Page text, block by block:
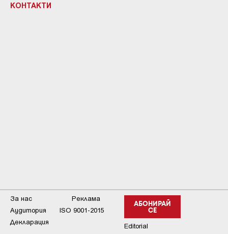
КОНТАКТИ
АБОНИРАЙ
СЕ
Editorial
За нас
Реклама
Аудитория
ISO 9001-2015
Декларация